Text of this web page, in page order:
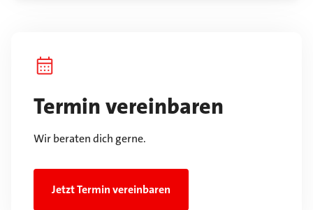
Termin vereinbaren
Wir beraten dich gerne.
Jetzt Termin vereinbaren